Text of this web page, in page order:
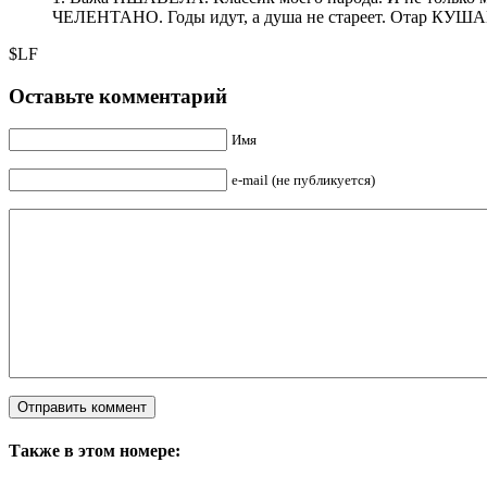
ЧЕЛЕНТАНО. Годы идут, а душа не стареет. Отар
$LF
Оставьте комментарий
Имя
e-mail (не публикуется)
Также в этом номере: